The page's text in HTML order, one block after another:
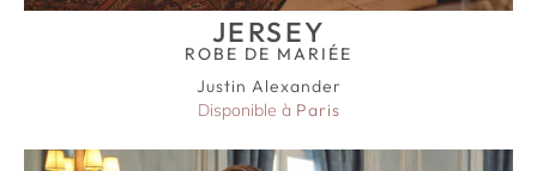
JERSEY
ROBE DE MARIÉE
Justin Alexander
Disponible à Paris